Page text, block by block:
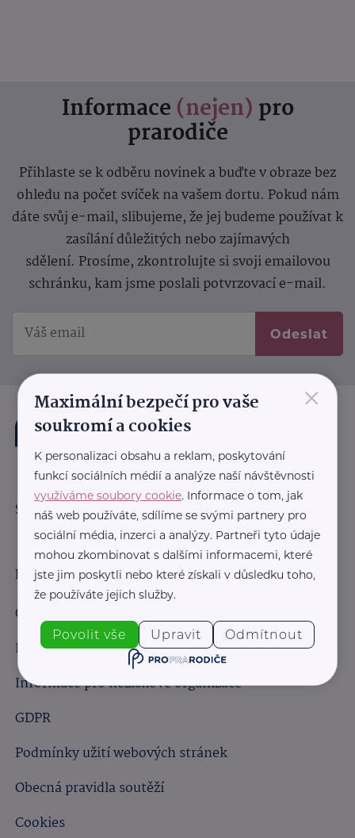
Informace (nejen) pro
prarodiče
Přihlaste se k odběru novinek a buďte v obraze bez
ohledu na počet svíček na vašem dortu. Pokud nám
dáte svůj e-mail, slibujeme, že jej budeme používat k
zasílání důležitých nebo zajímavých
sdělení. Prosíme, zkontrolujte si svoji emailovou
schránku, kam jsme poslali potvrzovací e-mail.
Odeslat
Sledujte nás:
Důležité odkazy
Obchodní podmínky
Informace pro obchodní partnery
Informace pro neziskové organizace
GDPR
Podmínky užití webových stránek
Obecná pravidla soutěží
Cookies
×
Maximální bezpečí pro vaše
soukromí a cookies
K personalizaci obsahu a reklam, poskytování
funkcí sociálních médií a analýze naší návštěvnosti
využíváme soubory cookie. Informace o tom, jak
náš web používáte, sdílíme se svými partnery pro
sociální média, inzerci a analýzy. Partneři tyto údaje
mohou zkombinovat s dalšími informacemi, které
jste jim poskytli nebo které získali v důsledku toho,
že používáte jejich služby.
Povolit vše Upravit Odmítnout